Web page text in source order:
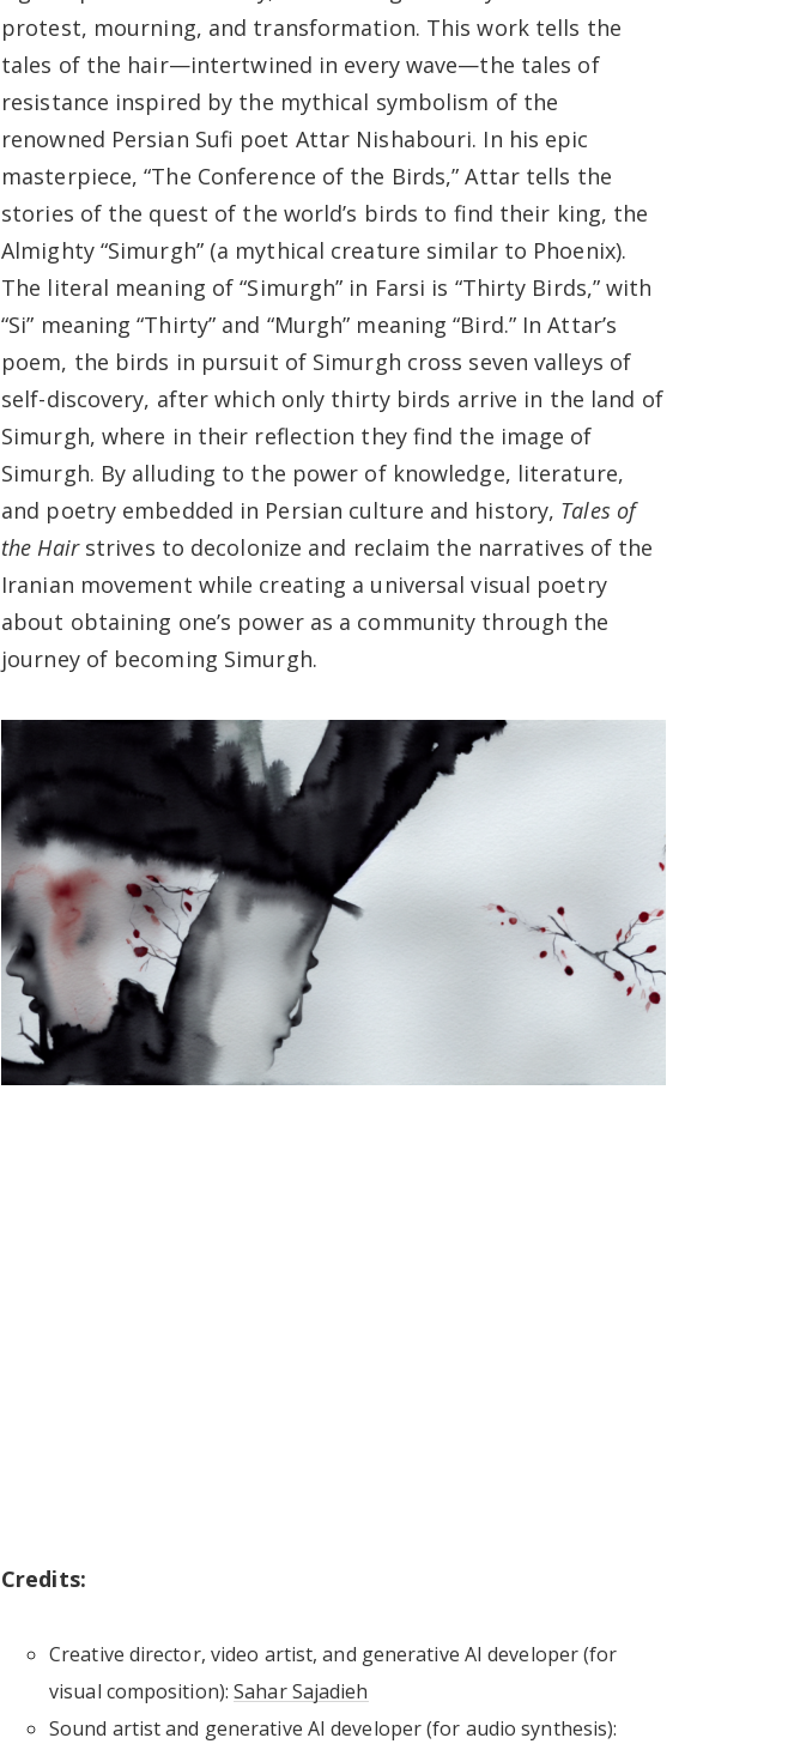
protest, mourning, and transformation. This work tells the
tales of the hair—intertwined in every wave—the tales of
resistance inspired by the mythical symbolism of the
renowned Persian Sufi poet Attar Nishabouri. In his epic
masterpiece, “The Conference of the Birds,” Attar tells the
stories of the quest of the world’s birds to find their king, the
Almighty “Simurgh” (a mythical creature similar to Phoenix).
The literal meaning of “Simurgh” in Farsi is “Thirty Birds,” with
“Si” meaning “Thirty” and “Murgh” meaning “Bird.”In Attar’s
poem, the birds in pursuit of Simurgh cross seven valleys of
self-discovery, after which only thirty birds arrive in the land of
Simurgh, where in their reflection they find the image of
Simurgh. By alluding to the power of knowledge, literature,
and poetry embedded in Persian culture and history, Tales of
the Hairstrives to decolonize and reclaim the narratives of the
Iranian movement while creating a universal visual poetry
about obtaining one’s power as a community through the
journey of becoming Simurgh.
Credits:
Creative director, video artist, and generative AI developer (for
visual composition):Sahar Sajadieh
Sound artist and generative AI developer (for audio synthesis):